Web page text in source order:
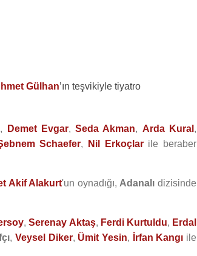
Gülhan’ın teşvikiyle tiyatro
, Demet Evgar,Seda Akman, Arda Kural ,
Schaefer, Nil Erkoçlarile beraber
Akif Alakurt'un oynadığı, Adanalı dizisinde
,Serenay Aktaş, Ferdi Kurtuldu, Erdal
,Veysel Diker, Ümit Yesin, İrfan Kangı ile